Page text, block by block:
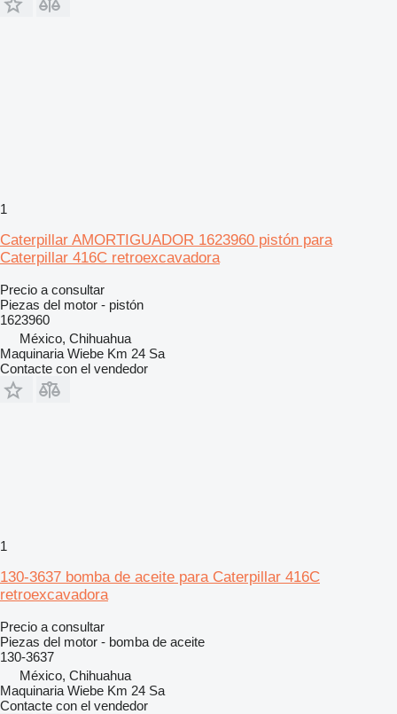
1
Caterpillar AMORTIGUADOR 1623960 pistón para
Caterpillar 416C retroexcavadora
Precio a consultar
Piezas del motor - pistón
1623960
México, Chihuahua
Maquinaria Wiebe Km 24 Sa
Contacte con el vendedor
1
130-3637 bomba de aceite para Caterpillar 416C
retroexcavadora
Precio a consultar
Piezas del motor - bomba de aceite
130-3637
México, Chihuahua
Maquinaria Wiebe Km 24 Sa
Contacte con el vendedor